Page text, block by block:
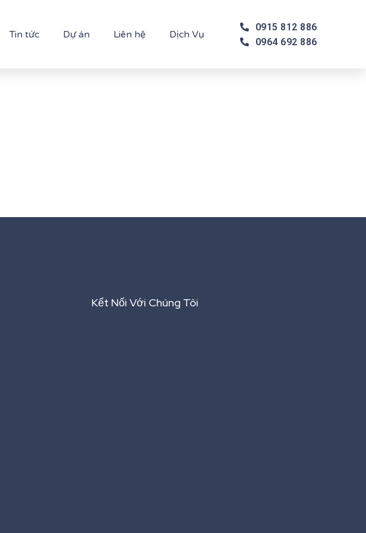
Tin tức Dự án Liên hệ Dịch Vụ
0915 812 886
0964 692 886
Kết Nối Với Chúng Tôi